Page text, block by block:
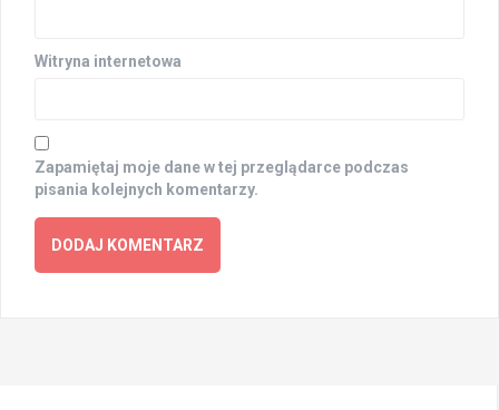
Witryna internetowa
Zapamiętaj moje dane w tej przeglądarce podczas
pisania kolejnych komentarzy.